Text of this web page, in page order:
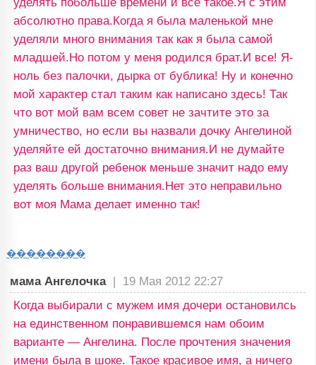
абсолютно права.Когда я была маленькой мне
уделяли много внимания так как я была самой
младшей.Но потом у меня родился брат.И все! Я-
ноль без палочки, дырка от бублика! Ну и конечно
мой характер стал таким как написано здесь! Так
что вот мой вам всем совет не зачтите это за
умничество, но если вы назвали дочку Ангелиной
уделяйте ей достаточно внимания.И не думайте
раз ваш другой ребенок меньше значит надо ему
уделять больше внимания.Нет это неправильно
вот моя Мама делает именно так!
��������
мама Ангелочка | 19 Мая 2012 22:27
Когда выбирали с мужем имя дочери остановилсь
на единственном понравившемся нам обоим
варианте — Ангелина. После прочтения значения
имени была в шоке. Такое красивое имя, а ничего